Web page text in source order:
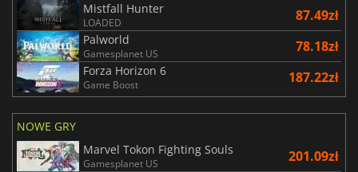
Mistfall Hunter
LOADED 87.49zł
Palworld
Gamesplanet US 78.18zł
Forza Horizon 6
Game Boost 187.22zł
NOWE GRY
Marvel Tokon Fighting Souls
Gamesplanet US 201.09zł